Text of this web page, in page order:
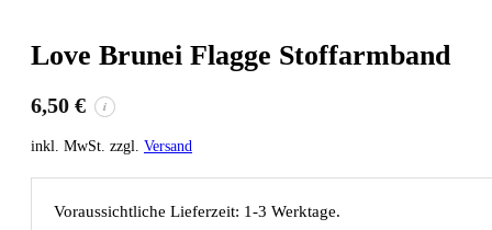
Love Brunei Flagge Stoffarmband
6,50 € i
inkl. MwSt. zzgl. Versand
Voraussichtliche Lieferzeit: 1-3 Werktage.